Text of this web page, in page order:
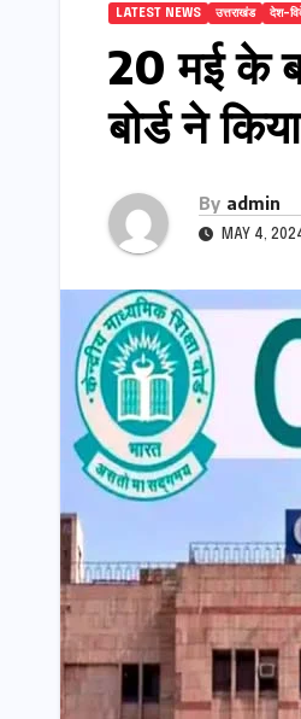
LATEST NEWS उत्तराखंड देश-
20 मई के
बोर्ड ने
By admin
MAY 4,